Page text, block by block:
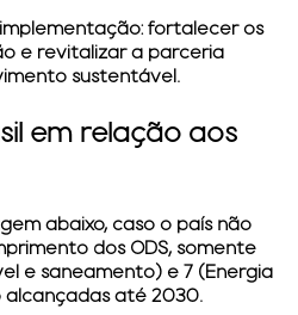
implementação: fortalecer os
e revitalizar a parceria
sustentável.
em relação aos
abaixo, caso o país não
dos ODS, somente
e saneamento) e 7 (Energia
alcançadas até 2030.